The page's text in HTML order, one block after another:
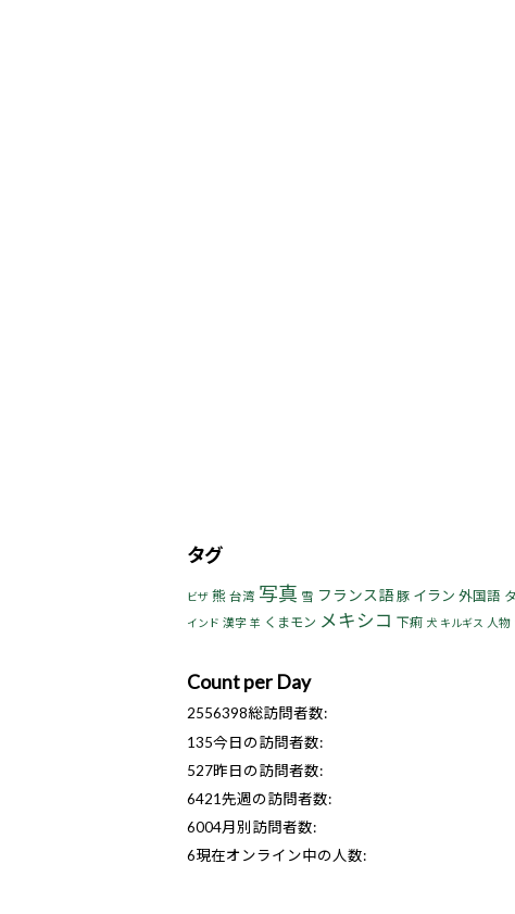
タグ
ビザ 熊 台湾 写真 雪 フランス語 豚 イラン 外国語
インド 漢字 羊 くまモン メキシコ 下痢 犬 キルギス 人物
Count per Day
2556398総訪問者数:
135今日の訪問者数:
527昨日の訪問者数:
6421先週の訪問者数:
6004月別訪問者数:
6現在オンライン中の人数: